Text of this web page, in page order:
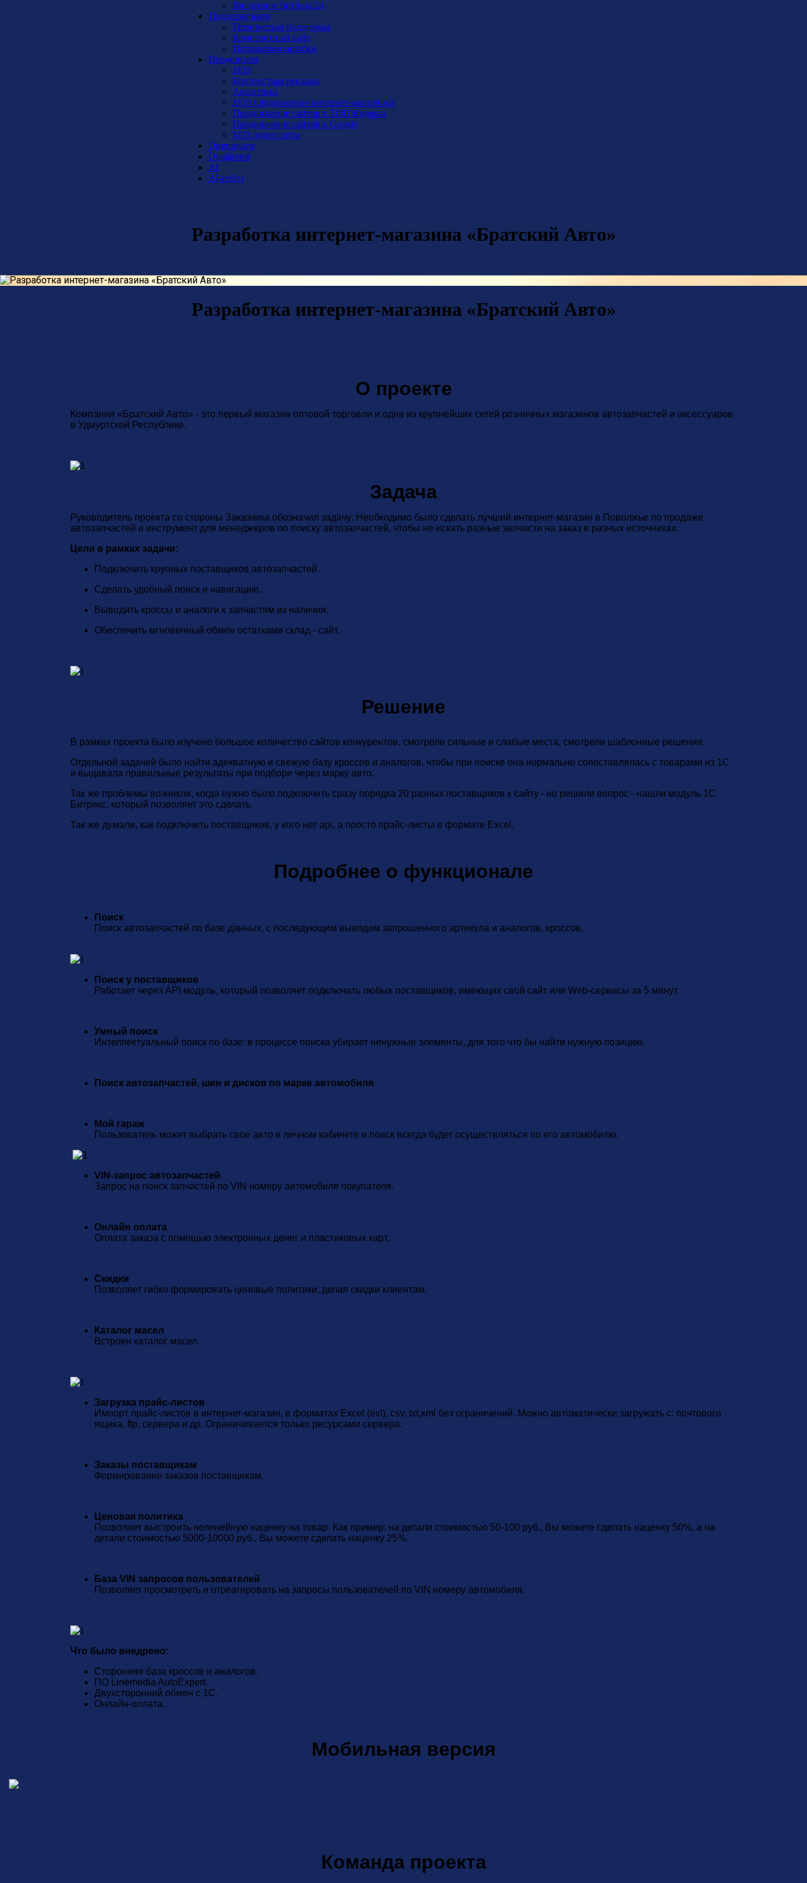
Внедрение Битрикс24
Поддерживаем
Техническая поддержка
Композитный сайт
Исправляем ошибки
Продвигаем
SEO
Контекстная реклама
Аналитика
SEO продвижение интернет-магазинов
Продвижение сайтов в ТОП Яндекса
Продвижение сайтов в Google
SEO аудит сайта
Оцениваем
Общаемся
AI
AI-сейлз
Разработка интернет-магазина «Братский Авто»
Разработка интернет-магазина «Братский Авто»
О проекте
Компания «Братский Авто» - это первый магазин оптовой торговли и одна из крупнейших сетей розничных магазинов автозапчастей и аксессуаров
в Удмуртской Республике.
Задача
Руководитель проекта со стороны Заказчика обозначил задачу: Необходимо было сделать лучший интернет-магазин в Поволжье по продаже
автозапчастей и инструмент для менеджеров по поиску автозапчастей, чтобы не искать разные запчасти на заказ в разных источниках.
Цели в рамках задачи:
Подключить крупных поставщиков автозапчастей.
Сделать удобный поиск и навигацию.
Выводить кроссы и аналоги к запчастям из наличия.
Обеспечить мгновенный обмен остатками склад - сайт.
Решение
В рамках проекта было изучено большое количество сайтов конкурентов, смотрели сильные и слабые места, смотрели шаблонные решения.
Отдельной задачей было найти адекватную и свежую базу кроссов и аналогов, чтобы при поиске она нормально сопоставлялась с товарами из 1С
и выдавала правильные результаты при подборе через марку авто.
Так же проблемы возникли, когда нужно было подключить сразу порядка 20 разных поставщиков к сайту - но решили вопрос - нашли модуль 1С
Битрикс, который позволяет это сделать.
Так же думали, как подключить поставщиков, у кого нет api, а просто прайс-листы в формате Excel.
Подробнее о функционале
Поиск
Поиск автозапчастей по базе данных, с последующим выводом запрошенного артикула и аналогов, кроссов.
Поиск у поставщиков
Работает через API модуль, который позволяет подключать любых поставщиков, имеющих свой сайт или Web-сервисы за 5 минут.
Умный поиск
Интеллектуальный поиск по базе: в процессе поиска убирает ненужные элементы, для того что бы найти нужную позицию.
Поиск автозапчастей, шин и дисков по марке автомобиля
Мой гараж
Пользователь может выбрать свое авто в личном кабинете и поиск всегда будет осуществляться по его автомобилю.
VIN-запрос автозапчастей
Запрос на поиск запчастей по VIN номеру автомобиля покупателя.
Онлайн оплата
Оплата заказа с помощью электронных денег и пластиковых карт.
Скидки
Позволяет гибко формировать ценовые политики, делая скидки клиентам.
Каталог масел
Встроен каталог масел.
Загрузка прайс-листов
Импорт прайс-листов в интернет-магазин, в форматах Excel (exl), csv, txt,xml без ограничений. Можно автоматически загружать с: почтового
ящика, ftp, сервера и др. Ограничивается только ресурсами сервера.
Заказы поставщикам
Формирование заказов поставщикам.
Ценовая политика
Позволяет выстроить нелинейную наценку на товар. Как пример: на детали стоимостью 50-100 руб., Вы можете сделать наценку 50%, а на
детали стоимостью 5000-10000 руб., Вы можете сделать наценку 25%.
База VIN запросов пользователей
Позволяет просмотреть и отреагировать на запросы пользователей по VIN номеру автомобиля.
Что было внедрено:
Сторонняя база кроссов и аналогов.
ПО Linemedia AutoExpert.
Двухсторонний обмен с 1С.
Онлайн-оплата.
Мобильная версия
Команда проекта